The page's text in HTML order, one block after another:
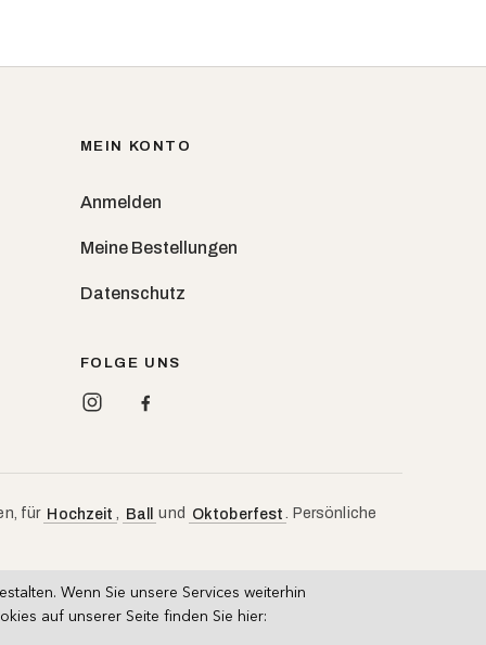
MEIN KONTO
Anmelden
Meine Bestellungen
Datenschutz
FOLGE UNS
für Hochzeit Ball und Oktoberfest
. Persönliche
Wenn Sie unsere Services weiterhin
auf unserer Seite finden Sie hier: